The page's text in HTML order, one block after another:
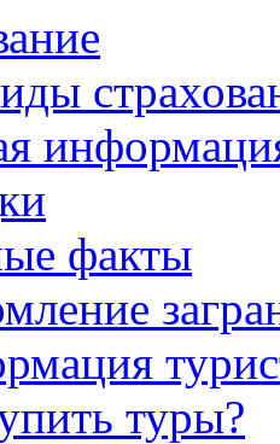
факты
туры?